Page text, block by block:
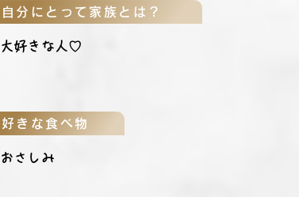
自分にとって家族とは？
大好きな人♡
好きな食べ物
おさしみ